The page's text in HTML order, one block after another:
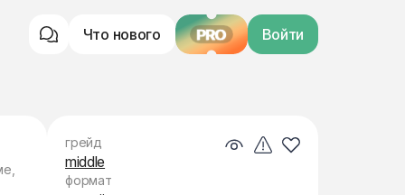
Что нового PRO Войти
грейд
middle
формат